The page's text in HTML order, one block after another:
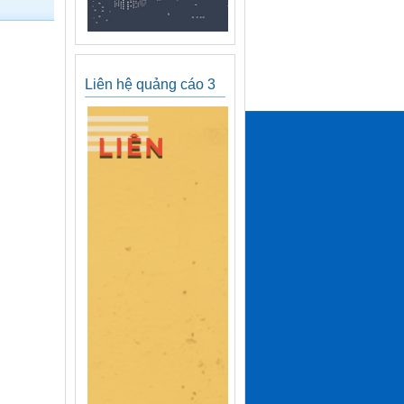
Liên hệ quảng cáo 3